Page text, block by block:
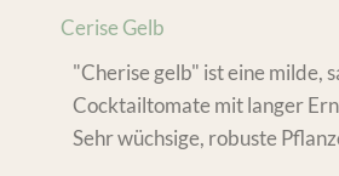
Cerise Gelb
"Cherise gelb" ist eine milde,
Cocktailtomate mit langer
Sehr wüchsige, robuste